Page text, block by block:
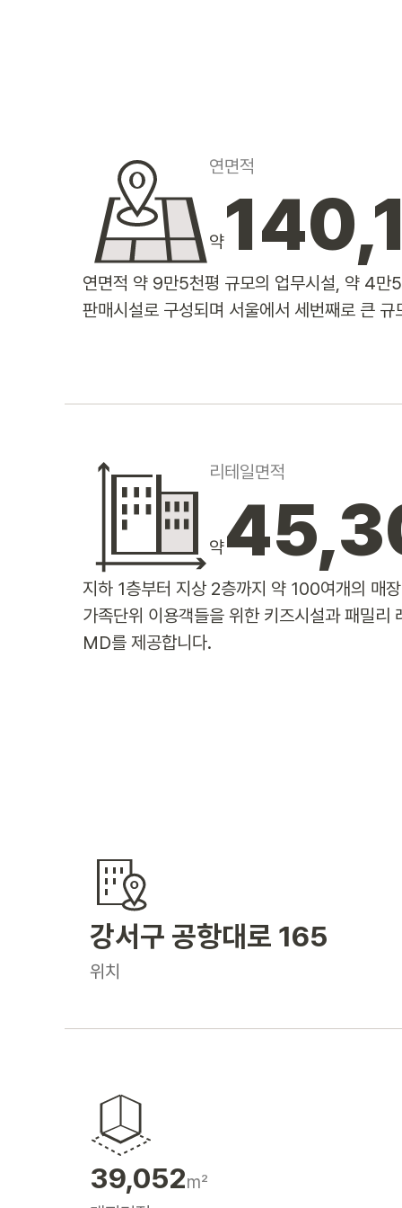
연면적
약
연면적 약 9만5천평 규모의 업무시설, 약 4만
판매시설로 구성되며 서울에서 세번째로 큰 규
리테일면적
약
지하 1층부터 지상 2층까지 약 100여개의 매
가족단위 이용객들을 위한 키즈시설과 패밀리
MD를 제공합니다.
강서구 공항대로 165
위치
39,052m²